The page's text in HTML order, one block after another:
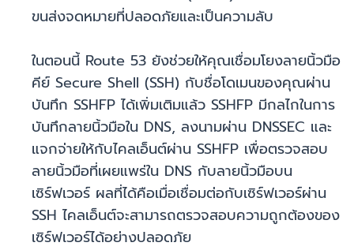
ขนส่งจดหมายที่ปลอดภัยและเป็นความลับ
ในตอนนี้ Route 53 ยังช่วยให้คุณเชื่อมโยงลายนิ้วมือ
คีย์ Secure Shell (SSH) กับชื่อโดเมนของคุณผ่าน
บันทึก SSHFP ได้เพิ่มเติมแล้ว SSHFP มีกลไกในการ
บันทึกลายนิ้วมือใน DNS, ลงนามผ่าน DNSSEC และ
แจกจ่ายให้กับไคลเอ็นต์ผ่าน SSHFP เพื่อตรวจสอบ
ลายนิ้วมือที่เผยแพร่ใน DNS กับลายนิ้วมือบน
เซิร์ฟเวอร์ ผลที่ได้คือเมื่อเชื่อมต่อกับเซิร์ฟเวอร์ผ่าน
SSH ไคลเอ็นต์จะสามารถตรวจสอบความถูกต้องของ
เซิร์ฟเวอร์ได้อย่างปลอดภัย